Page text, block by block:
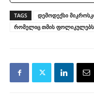
TAGS
დემოდექსი
რომელიც თმის